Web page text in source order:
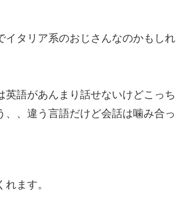
タリア系のおじさんなのかもしれ
語があんまり話せないけどこっち
、違う言語だけど会話は噛み合っ
ます。